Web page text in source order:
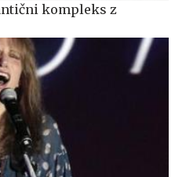
kompleks z